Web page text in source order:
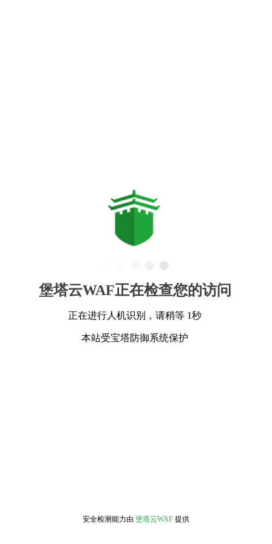
堡塔云WAF正在检查您的访问
正在进行人机识别，请稍等 1秒
本站受宝塔防御系统保护
安全检测能力由 堡塔云WAF 提供